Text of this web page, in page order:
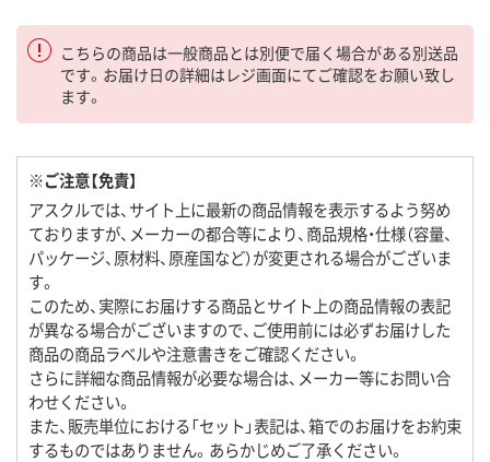
こちらの商品は一般商品とは別便で届く場合がある別送品
です。お届け日の詳細はレジ画面にてご確認をお願い致し
ます。
※ご注意【免責】
アスクルでは、サイト上に最新の商品情報を表示するよう努め
ておりますが、メーカーの都合等により、商品規格・仕様（容量、
パッケージ、原材料、原産国など）が変更される場合がございま
す。
このため、実際にお届けする商品とサイト上の商品情報の表記
が異なる場合がございますので、ご使用前には必ずお届けした
商品の商品ラベルや注意書きをご確認ください。
さらに詳細な商品情報が必要な場合は、メーカー等にお問い合
わせください。
また、販売単位における「セット」表記は、箱でのお届けをお約束
するものではありません。あらかじめご了承ください。